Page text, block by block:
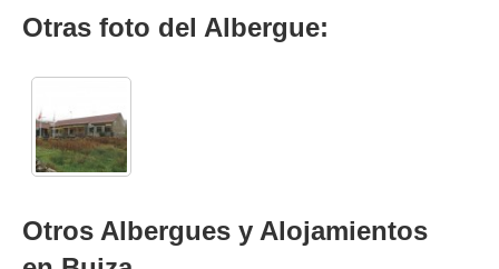
Otras foto del Albergue:
Otros Albergues y Alojamientos